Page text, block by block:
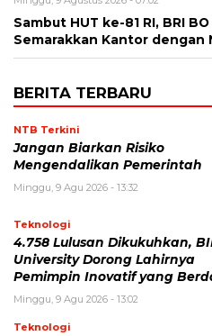
Sambut HUT ke-81 RI, BRI
Semarakkan Kantor dengan
BERITA TERBARU
NTB Terkini
Jangan Biarkan Risiko
Mengendalikan Pemerintah
Minggu, 9 Agu 2026 - 13:32
Teknologi
4.758 Lulusan Dikukuhkan,
University Dorong Lahirnya
Pemimpin Inovatif yang
Minggu, 9 Agu 2026 - 13:02
Teknologi